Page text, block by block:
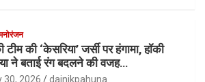
टीम की ‘केसरिया’ जर्सी पर हंगामा, हॉकी
ने बताई रंग बदलने की वजह…
30, 2026 dainikpahuna